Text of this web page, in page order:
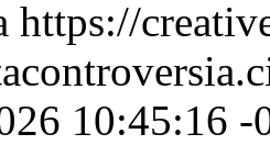
https://
10:45:16 -